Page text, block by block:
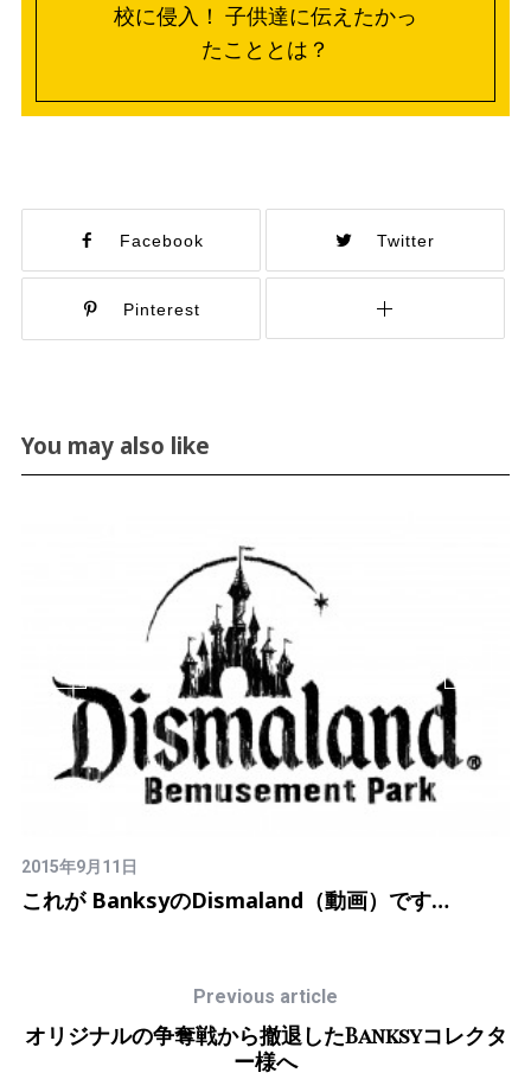
校に侵入！ 子供達に伝えたかっ
たこととは？
Facebook Twitter
Pinterest
You may also like
2015年9月11日
これが BanksyのDismaland（動画）です…
Previous article
オリジナルの争奪戦から撤退したBanksyコレクタ
ー様へ